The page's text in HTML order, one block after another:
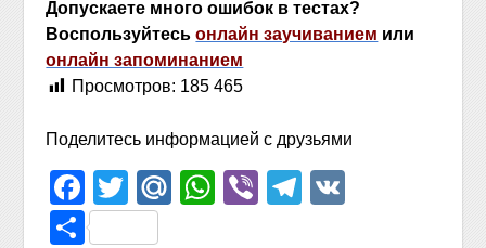
Допускаете много ошибок в тестах?
Воспользуйтесьонлайн заучиванием или
онлайн запоминанием
Просмотров: 185 465
Поделитесь информацией с друзьями
Facebook
TwitterMail.Ru
WhatsApp
ViberTelegram
Отправить